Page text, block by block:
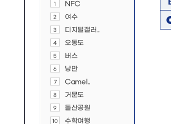
1 NFC
2 여수
3 디지털갤러..
4 오동도
5 버스
6 낭만
7 Camel..
8 거문도
9 돌산공원
10 수학여행